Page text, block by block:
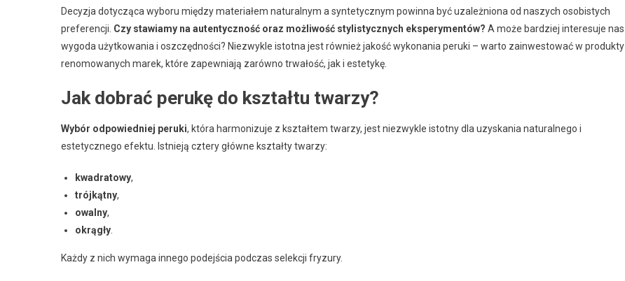
Decyzja dotycząca wyboru między materiałem naturalnym a syntetycznym powinna być uzależniona od naszych osobistych
preferencji. Czy stawiamy na autentyczność oraz możliwość stylistycznych eksperymentów? A może bardziej interesuje nas
wygoda użytkowania i oszczędności? Niezwykle istotna jest również jakość wykonania peruki – warto zainwestować w produkty
renomowanych marek, które zapewniają zarówno trwałość, jak i estetykę.
Jak dobrać perukę do kształtu twarzy?
Wybór odpowiedniej peruki, która harmonizuje z kształtem twarzy, jest niezwykle istotny dla uzyskania naturalnego i
estetycznego efektu. Istnieją cztery główne kształty twarzy:
kwadratowy,
trójkątny,
owalny,
okrągły
Każdy z nich wymaga innego podejścia podczas selekcji fryzury.